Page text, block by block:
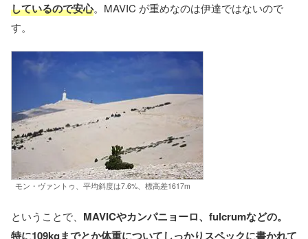
しているので安心。MAVIC が重めなのは伊達ではないので
す。
モン・ヴァントゥ、平均斜度は7.6%、標高差1617m
ということで、 MAVICやカンパニョーロ、fulcrumなどの。
特に109kgまでとか体重についてしっかりスペックに書かれて